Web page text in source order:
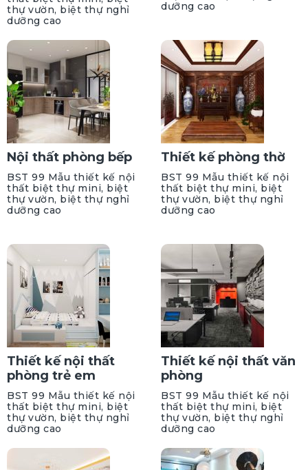
thự vườn, biệt thự nghỉ
dưỡng cao
dưỡng cao
Nội thất phòng bếp
BST 99 Mẫu thiết kế nội
thất biệt thự mini, biệt
thự vườn, biệt thự nghỉ
dưỡng cao
Thiết kế phòng thờ
BST 99 Mẫu thiết kế nội
thất biệt thự mini, biệt
thự vườn, biệt thự nghỉ
dưỡng cao
Thiết kế nội thất
phòng trẻ em
BST 99 Mẫu thiết kế nội
thất biệt thự mini, biệt
thự vườn, biệt thự nghỉ
dưỡng cao
Thiết kế nội thất văn
phòng
BST 99 Mẫu thiết kế nội
thất biệt thự mini, biệt
thự vườn, biệt thự nghỉ
dưỡng cao